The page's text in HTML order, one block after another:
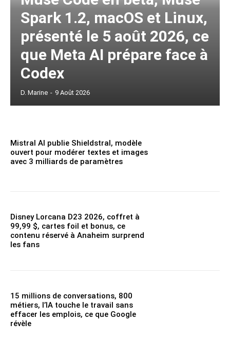
Spark 1.2, macOS et Linux,
présenté le 5 août 2026, ce
que Meta AI prépare face à
Codex
D. Marine - 9 Août 2026
Mistral AI publie Shieldstral, modèle
ouvert pour modérer textes et images
avec 3 milliards de paramètres
Disney Lorcana D23 2026, coffret à
99,99 $, cartes foil et bonus, ce
contenu réservé à Anaheim surprend
les fans
15 millions de conversations, 800
métiers, l’IA touche le travail sans
effacer les emplois, ce que Google
révèle